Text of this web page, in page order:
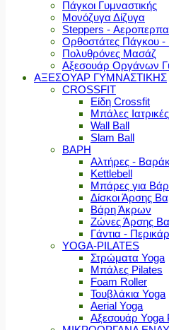
Πάγκοι Γυμναστικής
Μονόζυγα Δίζυγα
Steppers -
Ορθοστάτες Πάγκου
Πολυθρόνες Μασάζ
Αξεσουάρ Οργάνων
ΑΞΕΣΟΥΑΡ ΓΥΜΝΑΣΤΙΚΗΣ
CROSSFIT
Είδη Crossfit
Μπάλες
Wall Ball
Slam Ball
ΒΑΡΗ
Αλτήρες -
Kettlebell
Μπάρες για
Δίσκοι Άρσης
Βάρη Άκρων
Ζώνες Άρσης
Γάντια -
YOGA-PILATES
Στρώματα Yoga
Μπάλες Pilates
Foam Roller
Τουβλάκια Yoga
Aerial Yoga
Αξεσουάρ Yoga